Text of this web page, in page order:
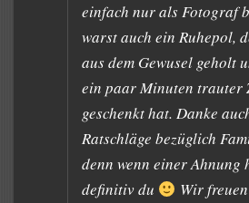
einfach nur als Fotograf
warst auch ein Ruhepol,
aus dem Gewusel geholt
ein paar Minuten trauter
geschenkt hat. Danke
Ratschläge bezüglich
denn wenn einer Ahnung
definitiv du
Wir